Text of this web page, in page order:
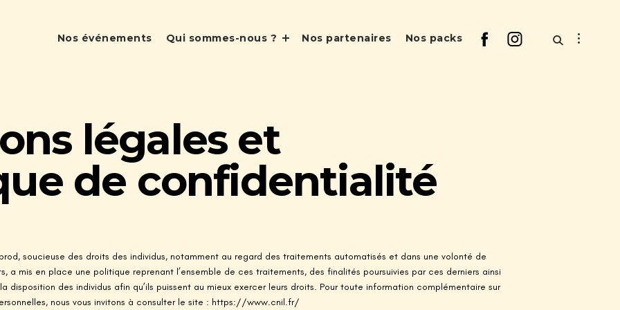
Nos événements Qui sommes-nous ? Nos partenaires Nos packs
légales et
de confidentialité
soucieuse des droits des individus, notamment au regard des traitements automatisés et dans une volonté de
a mis en place une politique reprenant l’ensemble de ces traitements, des finalités poursuivies par ces derniers ainsi
disposition des individus afin qu’ils puissent au mieux exercer leurs droits. Pour toute information complémentaire sur
nous vous invitons à consulter le site : https://www.cnil.fr/